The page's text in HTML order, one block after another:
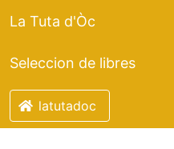
La Tuta d'Òc
Seleccion de libres
latutadoc